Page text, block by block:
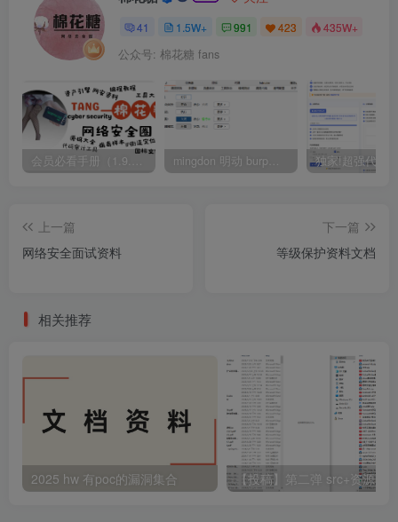
41 1.5W+ 991 423 435W+
公众号: 棉花糖 fans
会员必看手册（1.9.0版本 26.4.5更新） mingdon 明动 burp插件0.2.6版本 本地时间校验去除版
上一篇
网络安全面试资料
下一篇
等级保护资料文档
相关推荐
2025 hw 有poc的漏洞集合